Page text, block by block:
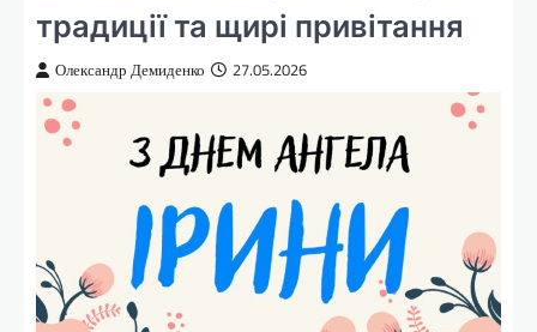
традиції та щирі привітання
Олександр Демиденко 27.05.2026